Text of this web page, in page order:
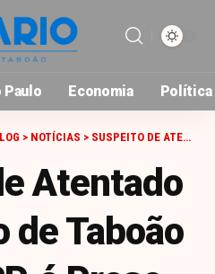
Paulo Economia Política
> NOTÍCIAS > SUSPEITO DE ATENTADO AO PREFEITO DE TABOÃO DA SERRA, SP, É PRESO
Atentado
de Taboão